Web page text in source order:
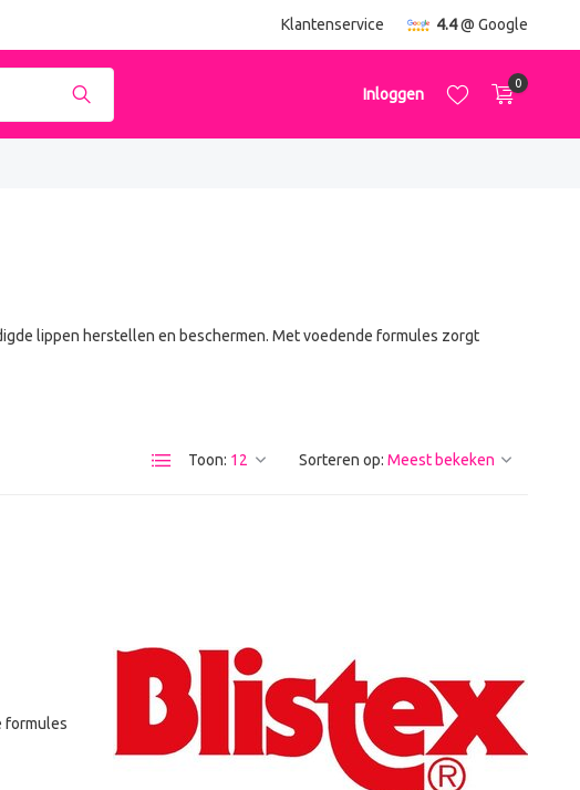
Klantenservice 4.4@ Google
Inloggen
0
lippen herstellen en beschermen. Met voedende formules zorgt
Toon: Sorteren op:
formules